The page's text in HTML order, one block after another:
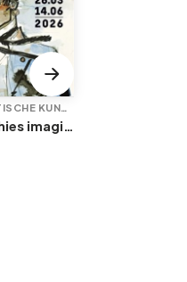
TENTOONSTELLING/PLASTISCHE KUNST
Hugo Pratt | Géographies imaginaires